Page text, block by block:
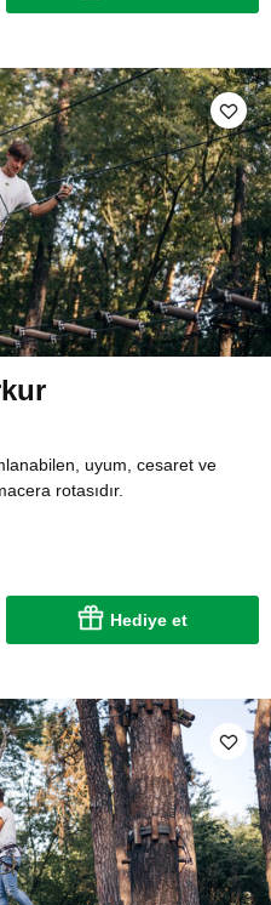
uyum, cesaret ve
rotasıdır.
Hediye et